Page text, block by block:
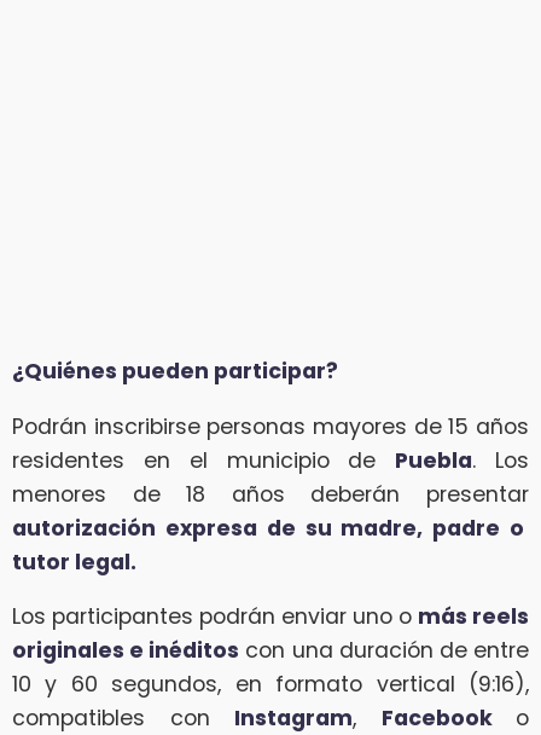
¿Quiénes pueden participar?
Podrán inscribirse personas mayores de 15 años
residentes en el municipio de Puebla. Los
menores de 18 años deberán presentar
autorización expresa de su madre, padre o
tutor legal.
Los participantes podrán enviar uno o más reels
originales e inéditos con una duración de entre
10 y 60 segundos, en formato vertical (9:16),
compatibles con Instagram, Facebook o